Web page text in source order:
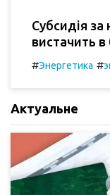
Субсидія
вистачить
#Энергетика #
Актуальне